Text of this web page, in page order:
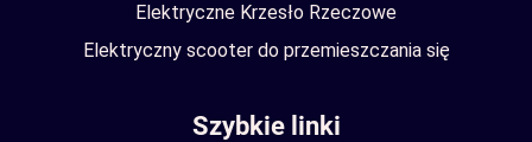
Elektryczne Krzesło Rzeczowe
Elektryczny scooter do przemieszczania się
Szybkie linki